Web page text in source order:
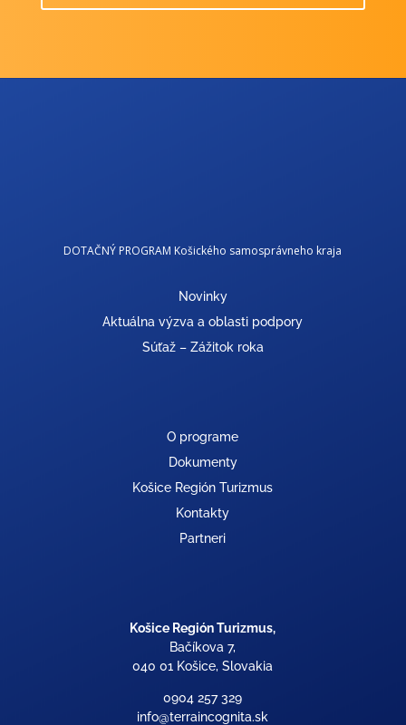
DOTAČNÝ PROGRAM Košického samosprávneho kraja
Novinky
Aktuálna výzva a oblasti podpory
Súťaž – Zážitok roka
O programe
Dokumenty
Košice Región Turizmus
Kontakty
Partneri
Košice Región Turizmus,
Bačíkova 7,
040 01 Košice, Slovakia
0904 257 329
info@terraincognita.sk